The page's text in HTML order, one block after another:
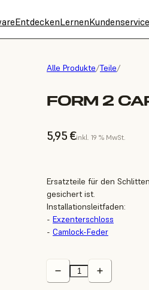
EntdeckenLernenKundenservice
Alle Produkte/Teile/
FORM 2
5,95 €inkl. 19 % MwSt.
Ersatzteile für den
gesichert ist.
Installationsleitfaden:
- Exzenterschloss
- Camlock-Feder